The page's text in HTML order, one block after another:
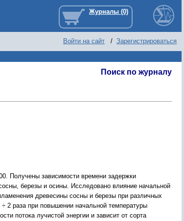
Войти на сайт / Зарегистрироваться
Поиск по журналу
Получены зависимости времени задержки
березы и осины. Исследовано влияние начальной
древесины сосны и березы при различных
2 раза при повышении начальной температуры
потока лучистой энергии и зависит от сорта